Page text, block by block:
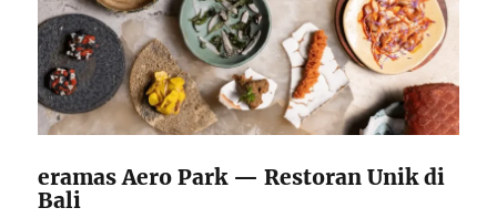
eramas Aero Park — Restoran Unik di
Bali